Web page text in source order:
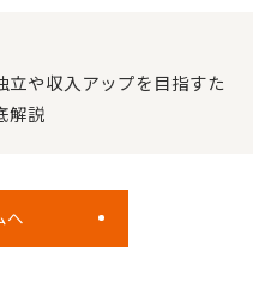
立や収入アップを目指すた
解説
へ